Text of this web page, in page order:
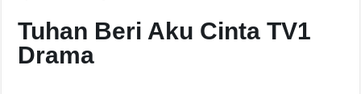
Tuhan Beri Aku Cinta TV1
Drama